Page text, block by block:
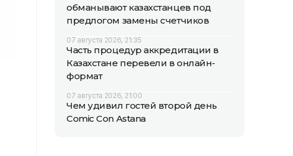
обманывают казахстанцев под
предлогом замены счетчиков
07 августа 2026, 21:35
Часть процедур аккредитации в
Казахстане перевели в онлайн-
формат
07 августа 2026, 21:00
Чем удивил гостей второй день
Comic Con Astana